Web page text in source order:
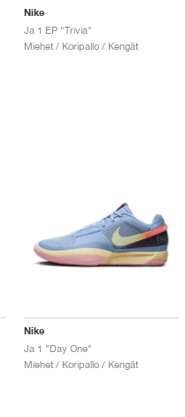
Nike
Ja 1 EP "Trivia"
Miehet / Koripallo / Kengät
Nike
Ja 1 "Day One"
Miehet / Koripallo / Kengät